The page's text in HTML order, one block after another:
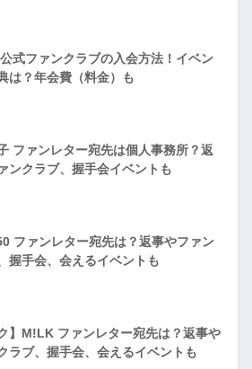
式ファンクラブの入会方法！イベン
は？年会費（料金）も
ファンレター宛先は個人事務所？返
ンクラブ、握手会イベントも
ファンレター宛先は？返事やファン
握手会、会えるイベントも
ク】M!LK ファンレター宛先は？返事や
ラブ、握手会、会えるイベントも